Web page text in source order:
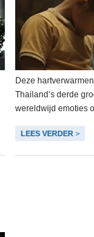
Deze
Thailand’s derde
wereldwijd emoties
LEES VERDER >